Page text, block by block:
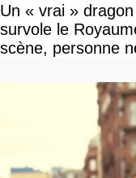
Un « vrai »
survole le
scène, personne